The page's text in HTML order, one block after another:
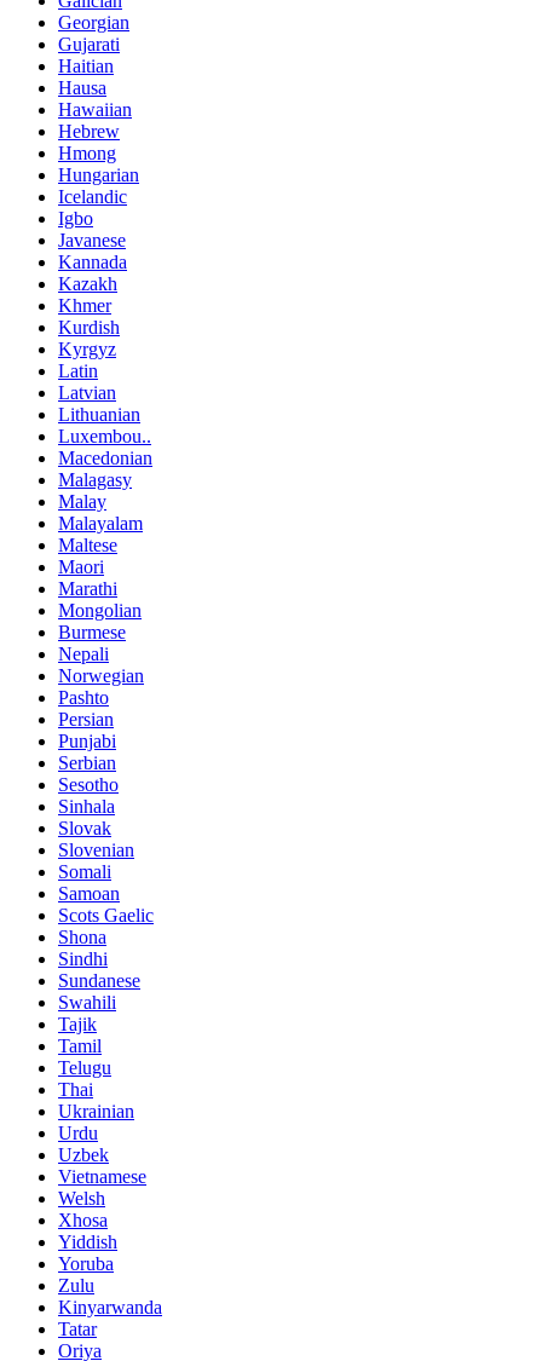
Georgian
Gujarati
Haitian
Hausa
Hawaiian
Hebrew
Hmong
Hungarian
Icelandic
Igbo
Javanese
Kannada
Kazakh
Khmer
Kurdish
Kyrgyz
Latin
Latvian
Lithuanian
Luxembou..
Macedonian
Malagasy
Malay
Malayalam
Maltese
Maori
Marathi
Mongolian
Burmese
Nepali
Norwegian
Pashto
Persian
Punjabi
Serbian
Sesotho
Sinhala
Slovak
Slovenian
Somali
Samoan
Scots Gaelic
Shona
Sindhi
Sundanese
Swahili
Tajik
Tamil
Telugu
Thai
Ukrainian
Urdu
Uzbek
Vietnamese
Welsh
Xhosa
Yiddish
Yoruba
Zulu
Kinyarwanda
Tatar
Oriya